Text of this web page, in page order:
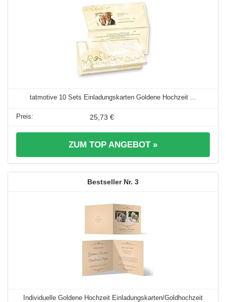
tatmotive 10 Sets Einladungskarten Goldene Hochzeit ...
25,73 €
ZUM TOP ANGEBOT »
3
Individuelle Goldene Hochzeit Einladungskarten/Goldhochzeit